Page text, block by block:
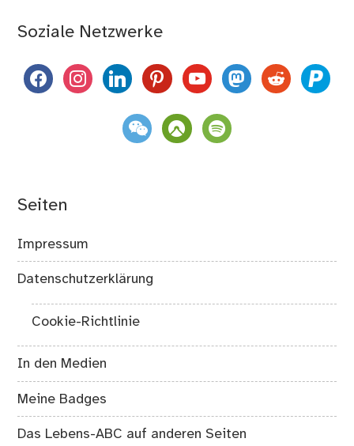
Soziale Netzwerke
facebookinstagramlinkedinpinterestyoutubemastodon
reddit paypal
weixin komootspotify
Seiten
Impressum
Datenschutzerklärung
Cookie-Richtlinie
In den Medien
Meine Badges
Das Lebens-ABC auf anderen Seiten